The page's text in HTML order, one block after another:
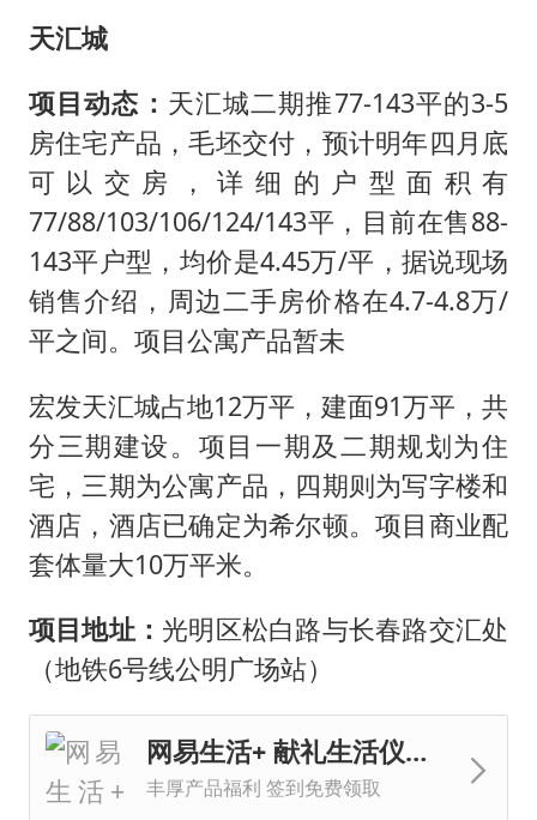
天汇城
项目动态： 天汇城二期推77-143平的3-5
房住宅产品，毛坯交付，预计明年四月底
可以交房，详细的户型面积有
77/88/103/106/124/143平，目前在售88-
143平户型，均价是4.45万/平，据说现场
销售介绍，周边二手房价格在4.7-4.8万/
平之间。项目公寓产品暂未
宏发天汇城占地12万平，建面91万平，共
分三期建设。项目一期及二期规划为住
宅，三期为公寓产品，四期则为写字楼和
酒店，酒店已确定为希尔顿。项目商业配
套体量大10万平米。
项目地址：光明区松白路与长春路交汇处
（地铁6号线公明广场站）
网易生活+ 献礼生活仪式感
丰厚产品福利 签到免费领取